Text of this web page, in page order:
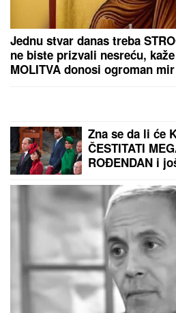
PRIČALO SE DA SE RAZVODE
Ovako danas
BLIZNAKINJE I
Mirke i Rodžera
gledaju na koga
zarađuju
milijarder:
pada sa neba"
JOKIĆ GLEDA
Amerikanci
radi Denver?